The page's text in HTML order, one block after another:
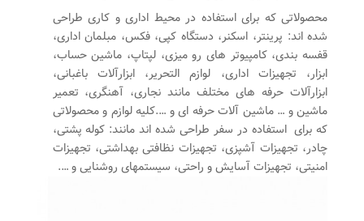
محصولاتی که برای استفاده در محیط اداری و کاری طراحی
شده اند: پرینتر، اسکنر، دستگاه کپی، فکس، مبلمان اداری،
قفسه بندی، کامپیوتر های رو میزی، لپتاپ، ماشین حساب،
ابزار، تجهیزات اداری، لوازم التحریر، ابزارآلات باغبانی،
ابزارآلات حرفه های مختلف مانند نجاری، آهنگری، تعمیر
ماشین و … ماشین آلات حرفه ای و ….کلیه لوازم و محصولاتی
که برای استفاده در سفر طراحی شده اند مانند: کوله پشتی،
چادر، تجهیزات آشپزی، تجهیزات نظافتی بهداشتی، تجهیزات
امنیتی، تجهیزات آسایش و راحتی، سیستمهای روشنایی و ….